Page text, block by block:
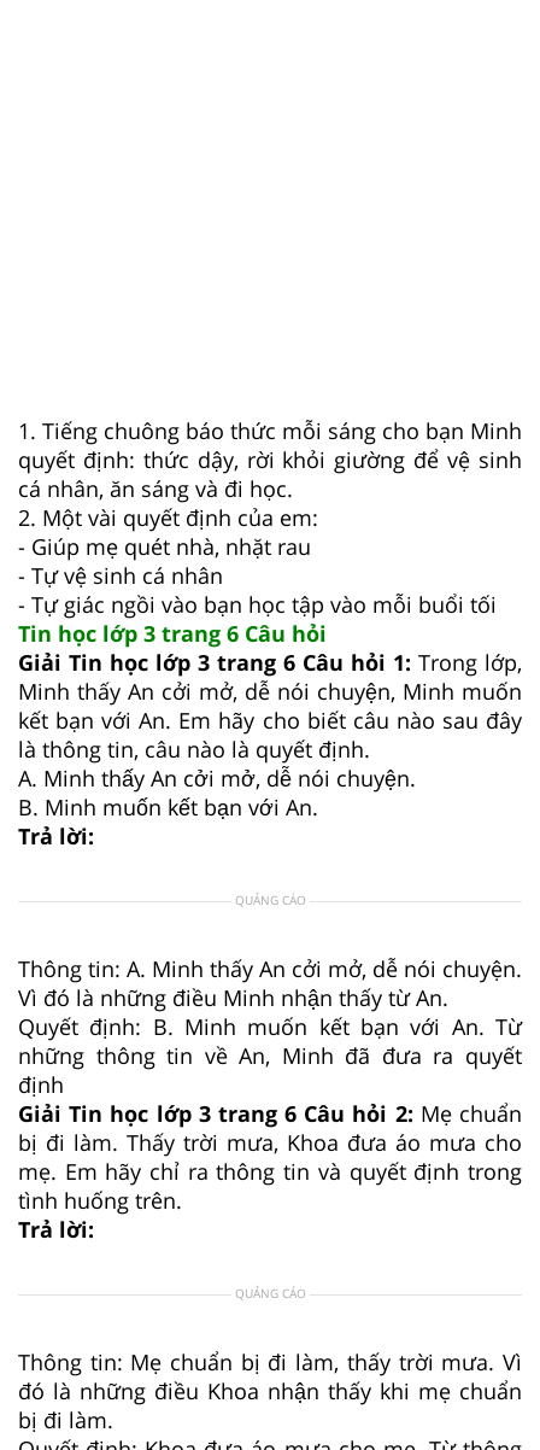
1. Tiếng chuông báo thức mỗi sáng cho bạn Minh
quyết định: thức dậy, rời khỏi giường để vệ sinh
cá nhân, ăn sáng và đi học.
2. Một vài quyết định của em:
- Giúp mẹ quét nhà, nhặt rau
- Tự vệ sinh cá nhân
- Tự giác ngồi vào bạn học tập vào mỗi buổi tối
Tin học lớp 3 trang 6 Câu hỏi
Giải Tin học lớp 3 trang 6 Câu hỏi 1: Trong lớp,
Minh thấy An cởi mở, dễ nói chuyện, Minh muốn
kết bạn với An. Em hãy cho biết câu nào sau đây
là thông tin, câu nào là quyết định.
A. Minh thấy An cởi mở, dễ nói chuyện.
B. Minh muốn kết bạn với An.
Trả lời:
QUẢNG CÁO
Thông tin: A. Minh thấy An cởi mở, dễ nói chuyện.
Vì đó là những điều Minh nhận thấy từ An.
Quyết định: B. Minh muốn kết bạn với An. Từ
những thông tin về An, Minh đã đưa ra quyết
định
Giải Tin học lớp 3 trang 6 Câu hỏi 2: Mẹ chuẩn
bị đi làm. Thấy trời mưa, Khoa đưa áo mưa cho
mẹ. Em hãy chỉ ra thông tin và quyết định trong
tình huống trên.
Trả lời:
QUẢNG CÁO
Thông tin: Mẹ chuẩn bị đi làm, thấy trời mưa. Vì
đó là những điều Khoa nhận thấy khi mẹ chuẩn
bị đi làm.